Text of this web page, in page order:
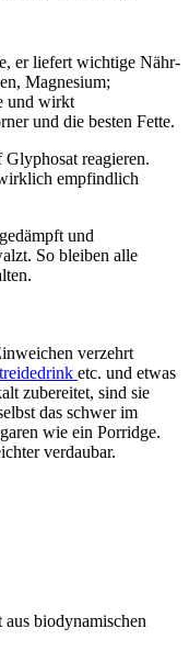
er liefert wichtige Nähr-
Magnesium;
und wirkt
und die besten Fette.
Glyphosat reagieren.
empfindlich
und
So bleiben alle
verzehrt
etc. und etwas
zubereitet, sind sie
das schwer im
wie ein Porridge.
verdaubar.
biodynamischen